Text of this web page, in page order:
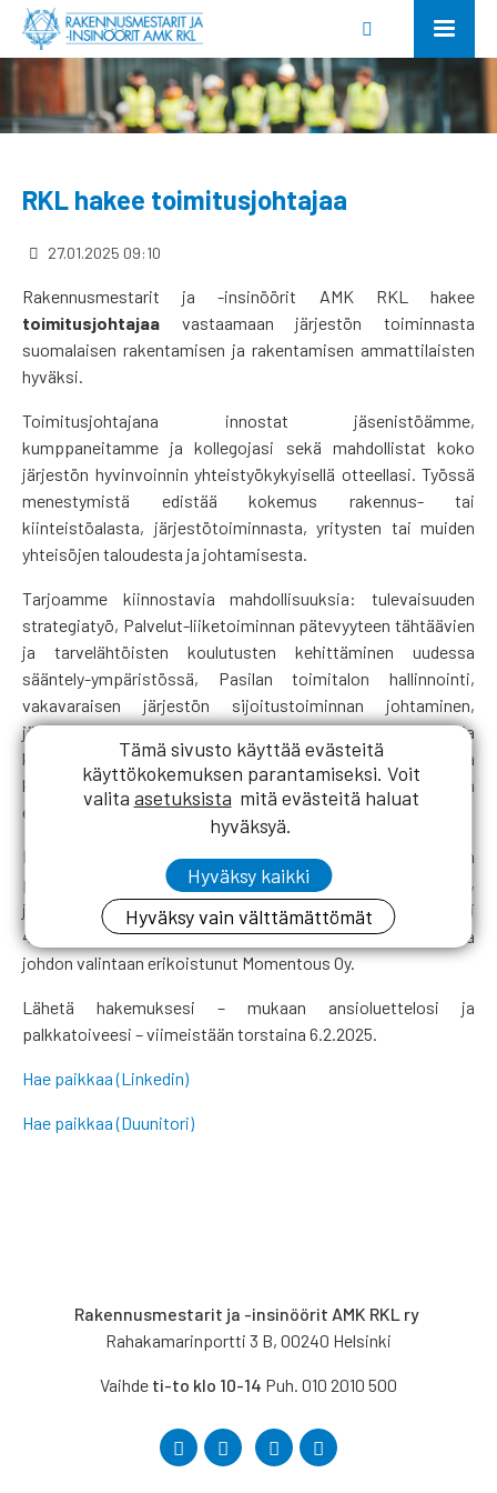
RKL hakee toimitusjohtajaa
27.01.2025 09:10
Rakennusmestarit ja -insinöörit AMK RKL hakee
toimitusjohtajaa vastaamaan järjestön toiminnasta
suomalaisen rakentamisen ja rakentamisen ammattilaisten
hyväksi.
Toimitusjohtajana innostat jäsenistöämme,
kumppaneitamme ja kollegojasi sekä mahdollistat koko
järjestön hyvinvoinnin yhteistyökykyisellä otteellasi. Työssä
menestymistä edistää kokemus rakennus- tai
kiinteistöalasta, järjestötoiminnasta, yritysten tai muiden
yhteisöjen taloudesta ja johtamisesta.
Tarjoamme kiinnostavia mahdollisuuksia: tulevaisuuden
strategiatyö, Palvelut-liiketoiminnan pätevyyteen tähtäävien
ja tarvelähtöisten koulutusten kehittäminen uudessa
sääntely-ympäristössä, Pasilan toimitalon hallinnointi,
vakavaraisen järjestön sijoitustoiminnan johtaminen,
jäsenpalvelun kehittäminen sekä rakentamis- ja
kiinteistöalojen kaikkia sidosryhmiä ja koko yhteiskuntaa
koskettavien tärkeiden teemojen ja tavoitteiden
edistäminen.
Lisätietoja tehtävästä antaa RKL:n liittohallituksen
puheenjohtaja
Jukka Lintunen(040 088 6939,
jukka.lintunen@srv.fi) mieluiten ma 27.1. kello 16.30-17.30 ja ti
4.2. kello 16.30-17.30. Toimitusjohtajan valinnassa avustaa
johdon valintaan erikoistunut Momentous Oy.
Lähetä hakemuksesi – mukaan ansioluettelosi ja
palkkatoiveesi – viimeistään torstaina 6.2.2025.
Hae paikkaa (Linkedin)
Hae paikkaa (Duunitori)
Rakennusmestarit ja -insinöörit AMK RKL ry
Rahakamarinportti 3 B, 00240 Helsinki
Vaihde ti-to klo 10-14 Puh. 010 2010 500
Tämä sivusto käyttää evästeitä
käyttökokemuksen parantamiseksi. Voit
valita asetuksista mitä evästeitä haluat
hyväksyä.
Hyväksy kaikki
Hyväksy vain välttämättömät